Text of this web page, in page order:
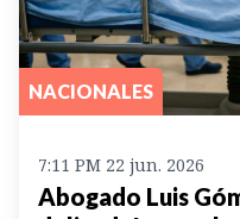
NACIONALES
7:11 PM 22 jun. 2026
Abogado Luis